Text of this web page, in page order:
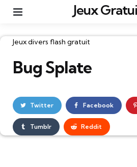
Jeux
Catégories
Jeux divers flash gratuit
Bug Splate
Twitter Facebook
Tumblr Reddit